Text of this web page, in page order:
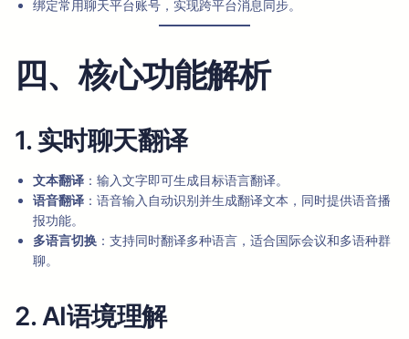
绑定常用聊天平台账号，实现跨平台消息同步。
四、核心功能解析
1. 实时聊天翻译
文本翻译 ：输入文字即可生成目标语言翻译。
语音翻译 ：语音输入自动识别并生成翻译文本，同时提供语音播
报功能。
多语言切换 ：支持同时翻译多种语言，适合国际会议和多语种群
聊。
2. AI语境理解